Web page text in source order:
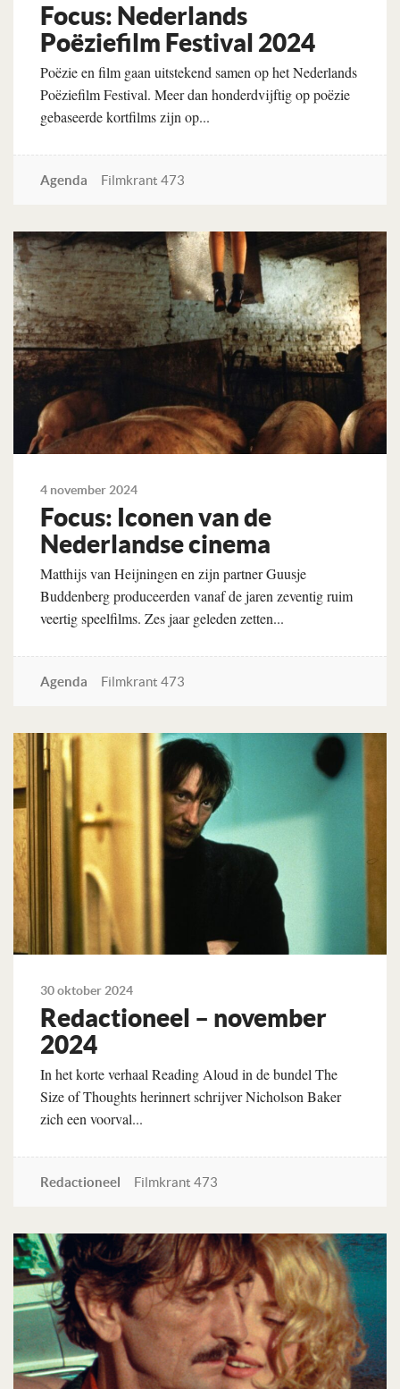
Focus: Nederlands
Poëziefilm Festival 2024
Poëzie en film gaan uitstekend samen op het Nederlands
Poëziefilm Festival. Meer dan honderdvijftig op poëzie
gebaseerde kortfilms zijn op...
Agenda Filmkrant 473
Lees verder
4 november 2024
Focus: Iconen van de
Nederlandse cinema
Matthijs van Heijningen en zijn partner Guusje
Buddenberg produceerden vanaf de jaren zeventig ruim
veertig speelfilms. Zes jaar geleden zetten...
Agenda Filmkrant 473
Lees verder
30 oktober 2024
Redactioneel – november
2024
In het korte verhaal Reading Aloud in de bundel The
Size of Thoughts herinnert schrijver Nicholson Baker
zich een voorval...
Redactioneel Filmkrant 473
Lees verder